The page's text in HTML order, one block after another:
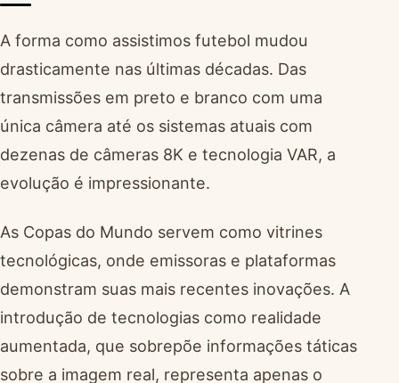
A forma como assistimos futebol mudou
drasticamente nas últimas décadas. Das
transmissões em preto e branco com uma
única câmera até os sistemas atuais com
dezenas de câmeras 8K e tecnologia VAR, a
evolução é impressionante.
As Copas do Mundo servem como vitrines
tecnológicas, onde emissoras e plataformas
demonstram suas mais recentes inovações. A
introdução de tecnologias como realidade
aumentada, que sobrepõe informações táticas
sobre a imagem real, representa apenas o